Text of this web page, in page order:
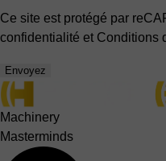
Ce site est protégé par
confidentialité et Conditions
Envoyez
Machinery
Masterminds